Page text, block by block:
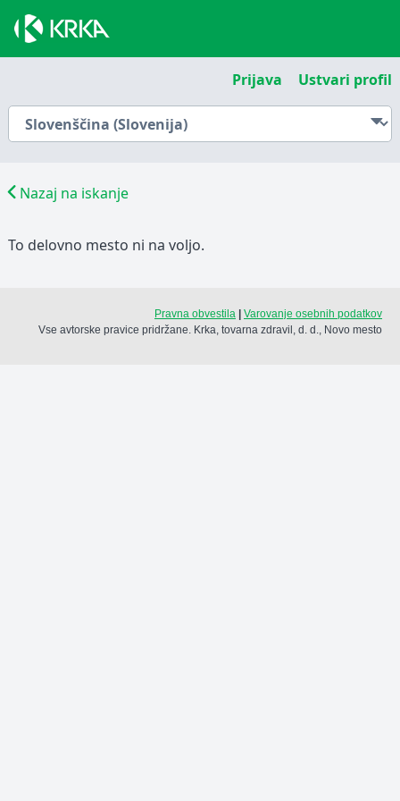
Prijava Ustvari profil
Nazaj na iskanje
To delovno mesto ni na voljo.
Pravna obvestila
Varovanje osebnih podatkov
Vse avtorske pravice pridržane. Krka, tovarna zdravil, d. d., Novo mesto